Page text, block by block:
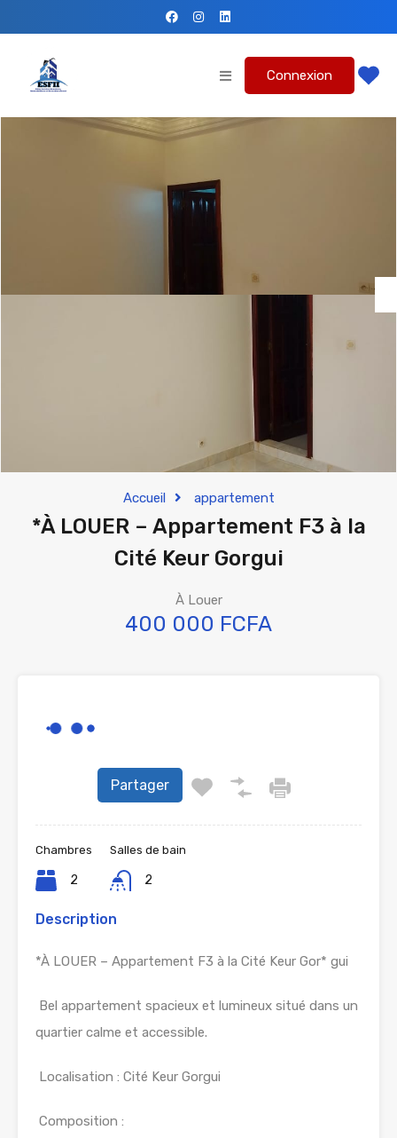
Connexion
Accueil appartement
*À LOUER – Appartement F3 à la
Cité Keur Gorgui
À Louer
400 000 FCFA
Partager
Chambres
2
Salles de bain
2
Description
*À LOUER – Appartement F3 à la Cité Keur Gor* gui
Bel appartement spacieux et lumineux situé dans un
quartier calme et accessible.
Localisation : Cité Keur Gorgui
Composition :